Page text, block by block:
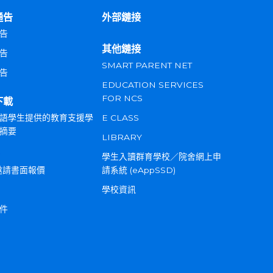
告
載
學生提供的教育支援學
要
書面報價
外部鏈接
其他鏈接
SMART PARENT NET
EDUCATION SERVICES
FOR NCS
E CLASS
LIBRARY
學生入讀群育學校／院舍網上申
請系統 (eAppSSD)
學校資訊